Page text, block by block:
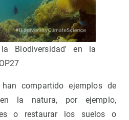
Biodiversidad' en la
compartido ejemplos de
la natura, por ejemplo,
o restaurar los suelos o